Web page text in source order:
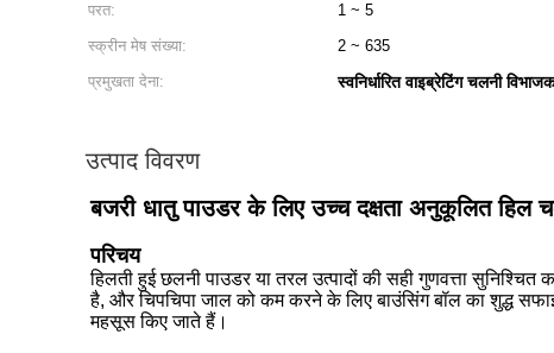
परत:
1 ~ 5
स्क्रीन मेष संख्या:
2 ~ 635
प्रमुखता देना:
स्वनिर्धारित वाइब्रेटिंग चलनी विभाजक
उत्पाद विवरण
बजरी धातु पाउडर के लिए उच्च दक्षता अनुकूलित हिल
परिचय
हिलती हुई छलनी पाउडर या तरल उत्पादों की सही गुणवत्ता
है, और चिपचिपा जाल को कम करने के लिए बाउंसिंग बॉल का शुद्ध
महसूस किए जाते हैं।